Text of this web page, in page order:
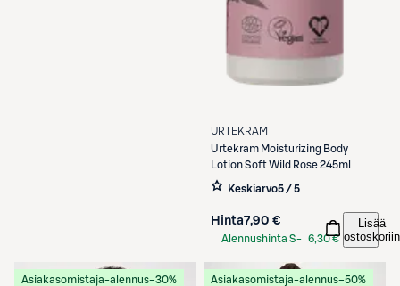
URTEKRAM
Urtekram Moisturizing Body
Lotion Soft Wild Rose 245ml
Keskiarvo5 / 5
Hinta7,90 €
Alennushinta S- 6,30 €
Lisää
ostoskoriin
Asiakasomistaja-alennus−30% Asiakasomistaja-alennus−50%